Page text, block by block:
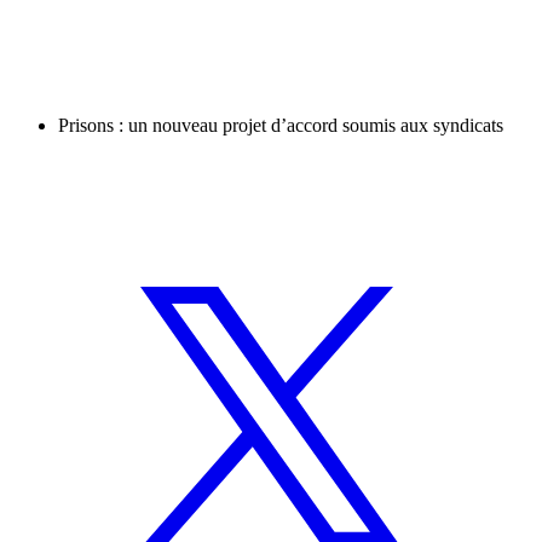
Prisons : un nouveau projet d’accord soumis aux syndicats